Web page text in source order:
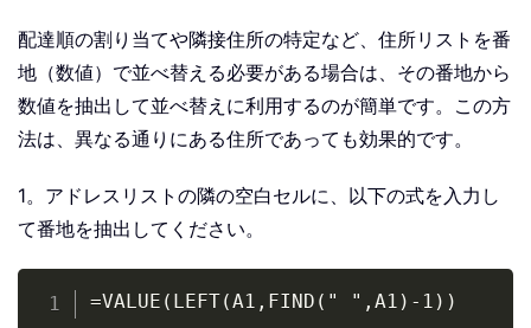
配達順の割り当てや隣接住所の特定など、住所リストを番
地（数値）で並べ替える必要がある場合は、その番地から
数値を抽出して並べ替えに利用するのが簡単です。この方
法は、異なる通りにある住所であっても効果的です。
1。アドレスリストの隣の空白セルに、以下の式を入力し
て番地を抽出してください。
=VALUE(LEFT(A1,FIND(" ",A1)-1))
Copy